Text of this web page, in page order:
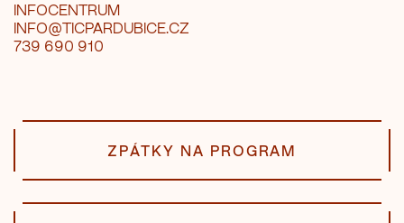
INFOCENTRUM
INFO@TICPARDUBICE.CZ
739 690 910
ZPÁTKY NA PROGRAM